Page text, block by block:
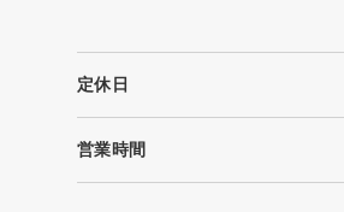
定休日
営業時間